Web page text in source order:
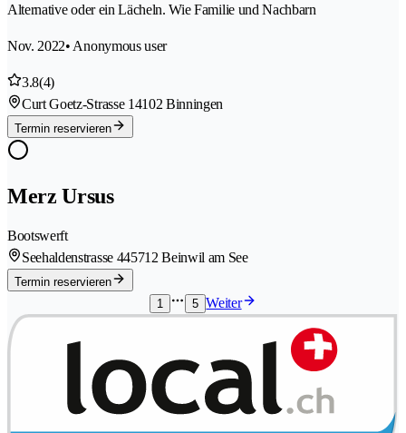
Alternative oder ein Lächeln. Wie Familie und Nachbarn
Nov. 2022• Anonymous user
3.8(4)
Curt Goetz-Strasse 14102 Binningen
Termin reservieren
Merz Ursus
Bootswerft
Seehaldenstrasse 445712 Beinwil am See
Termin reservieren
1
5 Weiter